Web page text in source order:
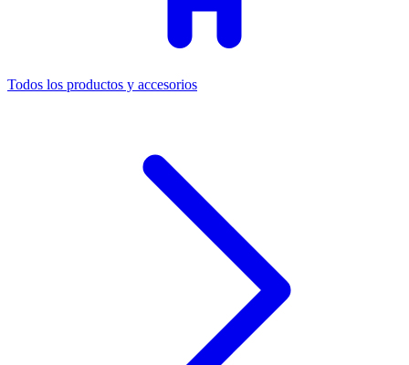
Todos los productos y accesorios